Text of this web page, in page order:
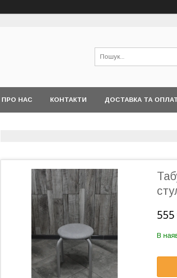
ПРО НАС КОНТАКТИ ДОСТАВКА ТА
555
В